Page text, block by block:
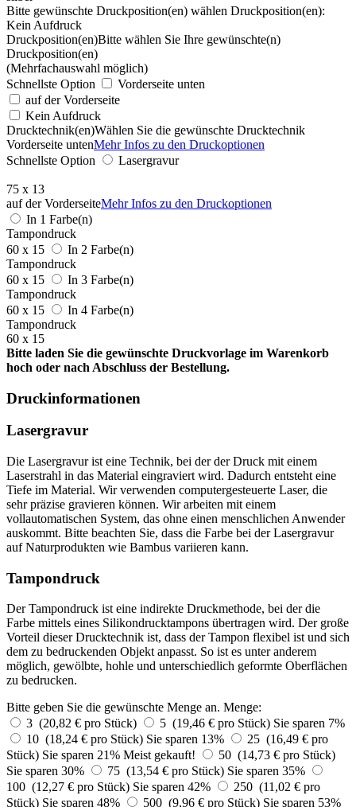
Bitte gewünschte Druckposition(en) wählen Druckposition(en):
Kein Aufdruck
Druckposition(en)Bitte wählen Sie Ihre gewünschte(n)
Druckposition(en)
(Mehrfachauswahl möglich)
Schnellste Option
Vorderseite unten
auf der Vorderseite
Kein Aufdruck
Drucktechnik(en)Wählen Sie die gewünschte Drucktechnik
Vorderseite untenMehr Infos zu den Druckoptionen
Schnellste Option
Lasergravur
75 x 13
auf der VorderseiteMehr Infos zu den Druckoptionen
In 1 Farbe(n)
Tampondruck
60 x 15
In 2 Farbe(n)
Tampondruck
60 x 15
In 3 Farbe(n)
Tampondruck
60 x 15
In 4 Farbe(n)
Tampondruck
60 x 15
Bitte laden Sie die gewünschte Druckvorlage im Warenkorb
hoch oder nach Abschluss der Bestellung.
Druckinformationen
Lasergravur
Die Lasergravur ist eine Technik, bei der der Druck mit einem
Laserstrahl in das Material eingraviert wird. Dadurch entsteht eine
Tiefe im Material. Wir verwenden computergesteuerte Laser, die
sehr präzise gravieren können. Wir arbeiten mit einem
vollautomatischen System, das ohne einen menschlichen Anwender
auskommt. Bitte beachten Sie, dass die Farbe bei der Lasergravur
auf Naturprodukten wie Bambus variieren kann.
Tampondruck
Der Tampondruck ist eine indirekte Druckmethode, bei der die
Farbe mittels eines Silikondrucktampons übertragen wird. Der große
Vorteil dieser Drucktechnik ist, dass der Tampon flexibel ist und sich
dem zu bedruckenden Objekt anpasst. So ist es unter anderem
möglich, gewölbte, hohle und unterschiedlich geformte Oberflächen
zu bedrucken.
Bitte geben Sie die gewünschte Menge an. Menge:
3 (20,82 € pro Stück)
5 (19,46 € pro Stück) Sie sparen 7%
10 (18,24 € pro Stück) Sie sparen 13%
25 (16,49 € pro
Stück) Sie sparen 21% Meist gekauft!
50 (14,73 € pro Stück)
Sie sparen 30%
75 (13,54 € pro Stück) Sie sparen 35%
100 (12,27 € pro Stück) Sie sparen 42%
250 (11,02 € pro
Stück) Sie sparen 48% 500 (9,96 € pro Stück) Sie sparen 53%